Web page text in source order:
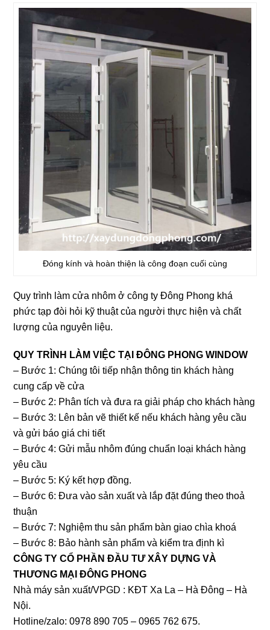
Đóng kính và hoàn thiện là công đoạn cuối cùng
Quy trình làm cửa nhôm ở công ty Đông Phong khá
phức tạp đòi hỏi kỹ thuật của người thực hiện và chất
lượng của nguyên liệu.
QUY TRÌNH LÀM VIỆC TẠI ĐÔNG PHONG WINDOW
– Bước 1: Chúng tôi tiếp nhận thông tin khách hàng
cung cấp về cửa
– Bước 2: Phân tích và đưa ra giải pháp cho khách hàng
– Bước 3: Lên bản vẽ thiết kế nếu khách hàng yêu cầu
và gửi báo giá chi tiết
– Bước 4: Gửi mẫu nhôm đúng chuẩn loại khách hàng
yêu cầu
– Bước 5: Ký kết hợp đồng.
– Bước 6: Đưa vào sản xuất và lắp đặt đúng theo thoả
thuận
– Bước 7: Nghiệm thu sản phẩm bàn giao chìa khoá
– Bước 8: Bảo hành sản phẩm và kiểm tra định kì
CÔNG TY CỔ PHẦN ĐẦU TƯ XÂY DỰNG VÀ
THƯƠNG MẠI ĐÔNG PHONG
Nhà máy sản xuất/VPGD : KĐT Xa La – Hà Đông – Hà
Nội.
Hotline/zalo: 0978 890 705 – 0965 762 675.